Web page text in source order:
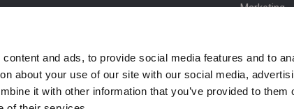
and ads, to provide social media features and to
about your use of our site with our social media,
it with other information that you’ve provided to them
Marketing
Assistance
NiftyPRO